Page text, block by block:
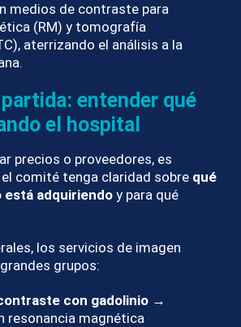
medios de contraste para
(RM) y tomografía
aterrizando el análisis a la
entender qué
el hospital
precios o proveedores, es
comité tenga claridad sobre qué
adquiriendo y para qué
los servicios de imagen
grupos:
con gadolinio →
resonancia magnética